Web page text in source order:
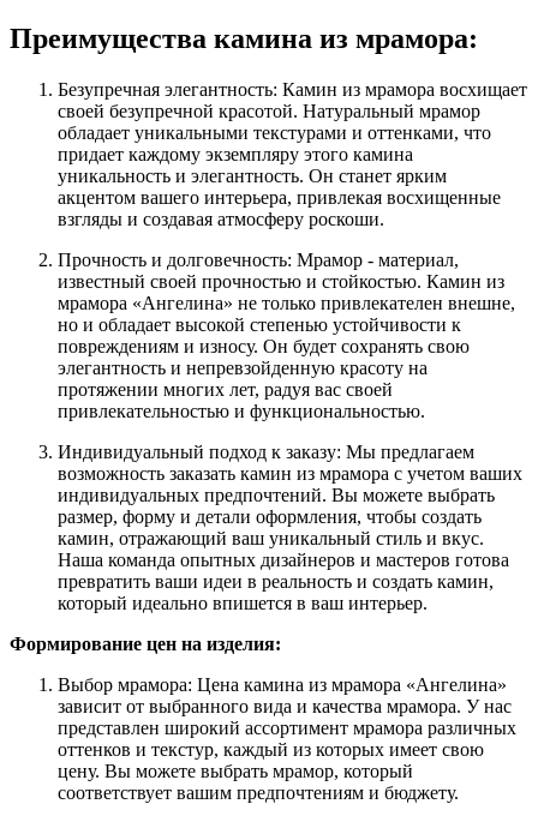
Преимущества камина из мрамора:
Безупречная элегантность: Камин из мрамора восхищает
своей безупречной красотой. Натуральный мрамор
обладает уникальными текстурами и оттенками, что
придает каждому экземпляру этого камина
уникальность и элегантность. Он станет ярким
акцентом вашего интерьера, привлекая восхищенные
взгляды и создавая атмосферу роскоши.
Прочность и долговечность: Мрамор - материал,
известный своей прочностью и стойкостью. Камин из
мрамора «Ангелина» не только привлекателен внешне,
но и обладает высокой степенью устойчивости к
повреждениям и износу. Он будет сохранять свою
элегантность и непревзойденную красоту на
протяжении многих лет, радуя вас своей
привлекательностью и функциональностью.
Индивидуальный подход к заказу: Мы предлагаем
возможность заказать камин из мрамора с учетом ваших
индивидуальных предпочтений. Вы можете выбрать
размер, форму и детали оформления, чтобы создать
камин, отражающий ваш уникальный стиль и вкус.
Наша команда опытных дизайнеров и мастеров готова
превратить ваши идеи в реальность и создать камин,
который идеально впишется в ваш интерьер.
Формирование цен на изделия:
Выбор мрамора: Цена камина из мрамора «Ангелина»
зависит от выбранного вида и качества мрамора. У нас
представлен широкий ассортимент мрамора различных
оттенков и текстур, каждый из которых имеет свою
цену. Вы можете выбрать мрамор, который
соответствует вашим предпочтениям и бюджету.